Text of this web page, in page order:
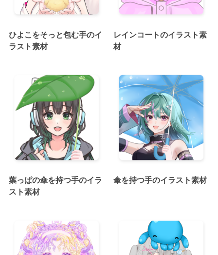
ひよこをそっと包む手のイ
ラスト素材
レインコートのイラスト素
材
葉っぱの傘を持つ手のイラ
スト素材
傘を持つ手のイラスト素材